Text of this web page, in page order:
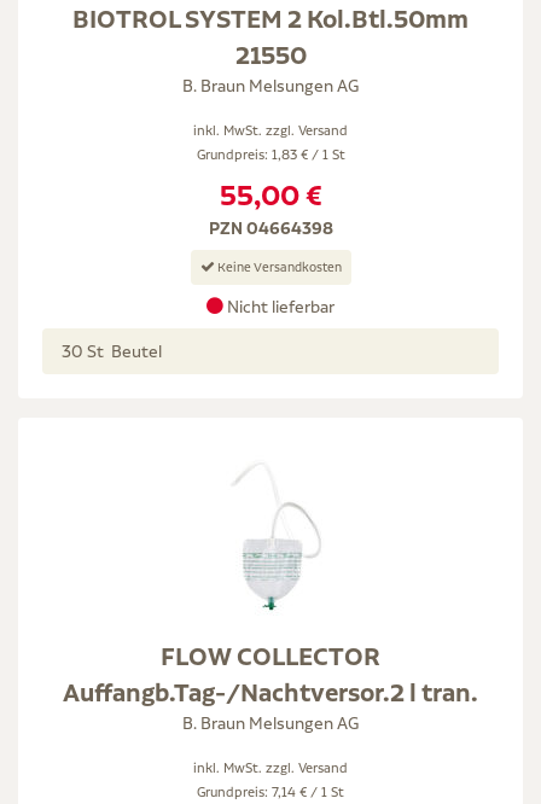
BIOTROL SYSTEM 2 Kol.Btl.50mm
21550
B. Braun Melsungen AG
inkl. MwSt. zzgl. Versand
Grundpreis: 1,83 € / 1 St
55,00 €
PZN 04664398
Keine Versandkosten
Nicht lieferbar
30 St Beutel
FLOW COLLECTOR
Auffangb.Tag-/Nachtversor.2 l tran.
B. Braun Melsungen AG
inkl. MwSt. zzgl. Versand
Grundpreis: 7,14 € / 1 St